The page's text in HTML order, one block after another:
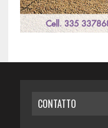
CONTATTO